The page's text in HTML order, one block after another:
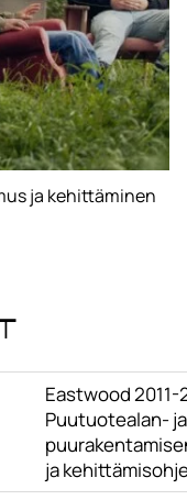
ja kehittäminen
Eastwood 2011-
Puutuotealan- ja
ja